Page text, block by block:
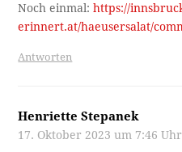
Noch einmal:https://
erinnert.at/haeusersalat/
Antworten
Henriette Stepanek
17. Oktober 2023 um 7:46 Uhr